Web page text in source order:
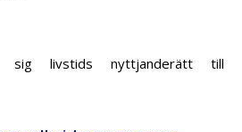
sig livstids nyttjanderätt till